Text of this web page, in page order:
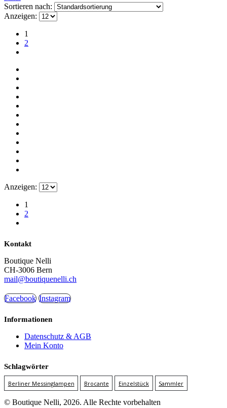
Sortieren nach:
Anzeigen:
1
2
Anzeigen:
1
2
Kontakt
Boutique Nelli
CH-3006 Bern
mail@boutiquenelli.ch
Facebook Instagram
Informationen
Datenschutz & AGB
Mein Konto
Schlagwörter
Berliner Messinglampen Brocante Einzelstück Sammler
© Boutique Nelli, 2026. Alle Rechte vorbehalten